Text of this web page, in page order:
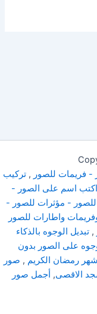
- فريمات للصور , تركيب
اكتب اسم على الصور -
للصور - مؤثرات للصور -
واطارات للصور
,تبديل الوجوه بالذكاء
على الصور بدون
رمضان الكريم , صور
الاقصى, أجمل صور